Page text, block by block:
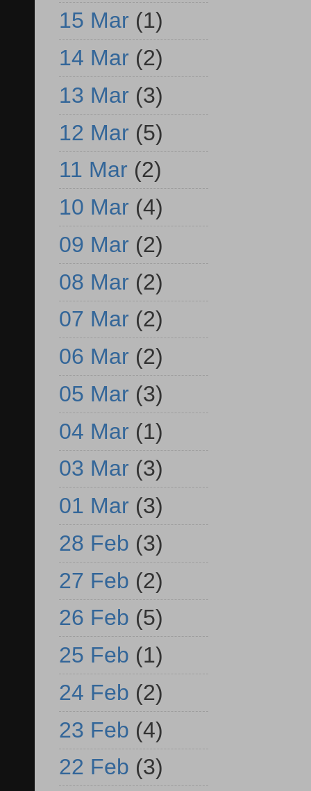
15 Mar (1)
14 Mar (2)
13 Mar (3)
12 Mar (5)
11 Mar (2)
10 Mar (4)
09 Mar (2)
08 Mar (2)
07 Mar (2)
06 Mar (2)
05 Mar (3)
04 Mar (1)
03 Mar (3)
01 Mar (3)
28 Feb (3)
27 Feb (2)
26 Feb (5)
25 Feb (1)
24 Feb (2)
23 Feb (4)
22 Feb (3)